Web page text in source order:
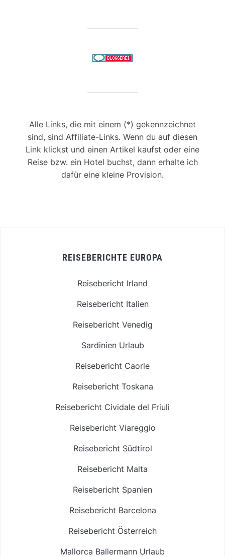
Alle Links, die mit einem (*) gekennzeichnet
sind, sind Affiliate-Links. Wenn du auf diesen
Link klickst und einen Artikel kaufst oder eine
Reise bzw. ein Hotel buchst, dann erhalte ich
dafür eine kleine Provision.
REISEBERICHTE EUROPA
Reisebericht Irland
Reisebericht Italien
Reisebericht Venedig
Sardinien Urlaub
Reisebericht Caorle
Reisebericht Toskana
Reisebericht Cividale del Friuli
Reisebericht Viareggio
Reisebericht Südtirol
Reisebericht Malta
Reisebericht Spanien
Reisebericht Barcelona
Reisebericht Österreich
Mallorca Ballermann Urlaub